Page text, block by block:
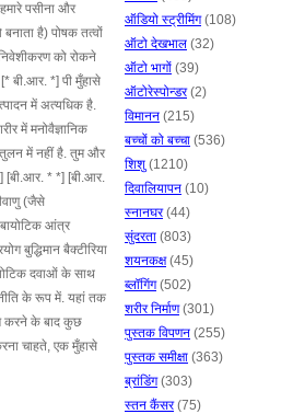
पसीना और
है) पोषक तत्वों
को रोकने
बी.आर. *] पी मुँहासे
में अत्यधिक है.
में मनोवैज्ञानिक
में नहीं है. तुम और
[बी.आर. * *] [बी.आर.
(जैसे
आंत्र
बुद्धिमान बैक्टीरिया
दवाओं के साथ
के रूप में. यहां तक
करने के बाद कुछ
चाहते, एक मुँहासे
ऑडियो स्ट्रीमिंग(108)
ऑटो देखभाल (32)
ऑटो भागों (39)
ऑटोरेस्पोन्डर(2)
विमानन (215)
बच्चों को बच्चा (536)
शिशु (1210)
दिवालियापन (10)
स्नानघर(44)
सुंदरता (803)
शयनकक्ष(45)
ब्लॉगिंग(502)
शरीर निर्माण(301)
पुस्तक विपणन (255)
पुस्तक समीक्षा (363)
ब्रांडिंग(303)
स्तन कैंसर(75)